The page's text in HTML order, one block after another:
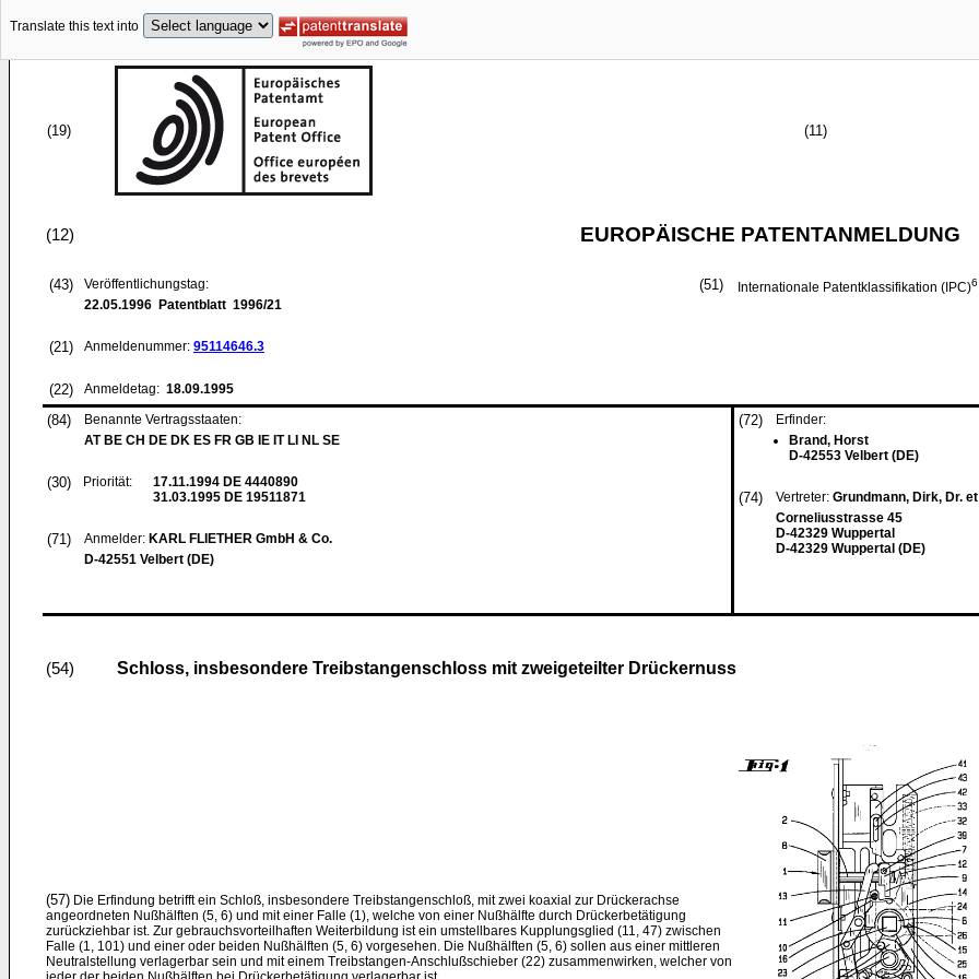
Translate this text into
(19) (11)
(12) EUROPÄISCHE PATENTANMELDUNG
(43)
Veröffentlichungstag:
22.05.1996 Patentblatt 1996/21
(21) Anmeldenummer: 95114646.3
(22) Anmeldetag: 18.09.1995
(51) Internationale Patentklassifikation (IPC)6
(84)
Benannte Vertragsstaaten:
AT BE CH DE DK ES FR GB IE IT LI NL SE
(30) Priorität: 17.11.1994 DE 4440890
31.03.1995 DE 19511871
(71) Anmelder: KARL FLIETHER GmbH & Co.
D-42551 Velbert (DE)
(72)
Erfinder:
Brand, Horst
D-42553 Velbert (DE)
(74) Vertreter: Grundmann, Dirk, Dr.
Corneliusstrasse 45
D-42329 Wuppertal
D-42329 Wuppertal (DE)
(54) Schloss, insbesondere Treibstangenschloss mit zweigeteilter Drückernuss
(57) Die Erfindung betrifft ein Schloß, insbesondere Treibstangenschloß, mit zwei koaxial zur Drückerachse
angeordneten Nußhälften (5, 6) und mit einer Falle (1), welche von einer Nußhälfte durch Drückerbetätigung
zurückziehbar ist. Zur gebrauchsvorteilhaften Weiterbildung ist ein umstellbares Kupplungsglied (11, 47) zwischen
Falle (1, 101) und einer oder beiden Nußhälften (5, 6) vorgesehen. Die Nußhälften (5, 6) sollen aus einer mittleren
Neutralstellung verlagerbar sein und mit einem Treibstangen-Anschlußschieber (22) zusammenwirken, welcher von